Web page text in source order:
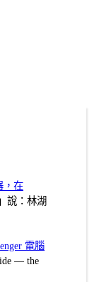
，在
」說：林湖
電腦
— the